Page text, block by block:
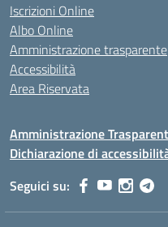
Iscrizioni Online
Albo Online
Amministrazione trasparente
Accessibilità
Area Riservata
Amministrazione
Dichiarazione di
Seguici su: